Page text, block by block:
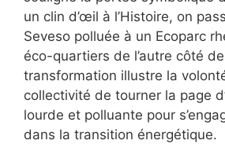
un clin d’œil à l’Histoire, on
Seveso polluée à un Ecoparc
éco-quartiers de l’autre côté
transformation illustre la
collectivité de tourner la page
lourde et polluante pour
dans la transition énergétique.